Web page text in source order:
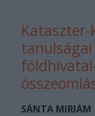
SÁNTA MIRIÁM